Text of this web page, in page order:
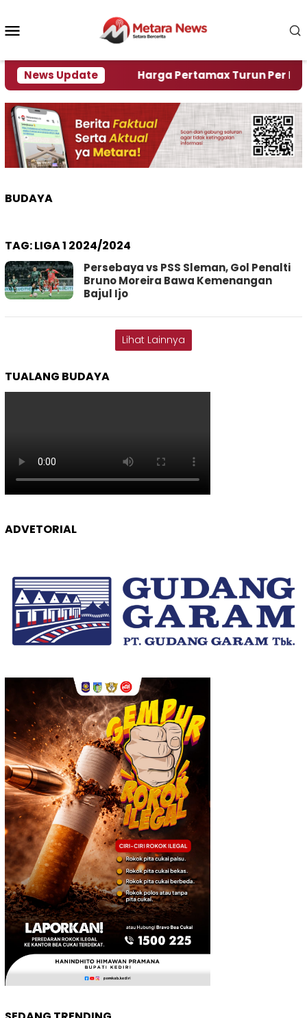
konten
News Update
Krisi Air Harga Pertamax Turun Per Hari Ini,
BUDAYA
TAG:LIGA 1 2024/2024
Persebaya vs PSS Sleman, Gol Penalti
Bruno Moreira Bawa Kemenangan
Bajul Ijo
Lihat Lainnya
TUALANG BUDAYA
ADVETORIAL